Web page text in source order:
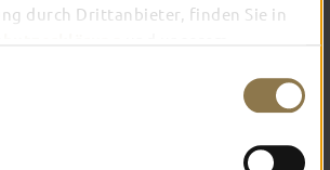
durch Drittanbieter, finden Sie in